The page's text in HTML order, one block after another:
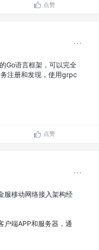
点赞
Go语言框架，可以完全
注册和发现，使用grpc
点赞
服移动网络接入架构经
户端APP和服务器，通